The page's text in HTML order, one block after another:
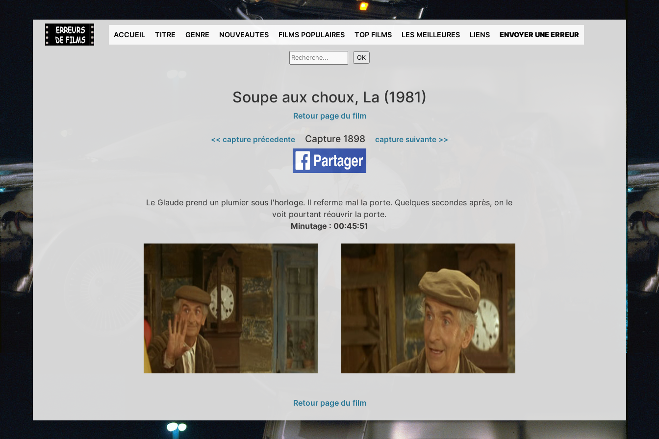
ACCUEIL TITRE GENRE NOUVEAUTES FILMS POPULAIRES TOP FILMS LES MEILLEURES LIENS ENVOYER UNE ERREUR
Soupe aux choux, La (1981)
Retour page du film
<< capture précedente Capture 1898 capture suivante >>
Le Glaude prend un plumier sous l'horloge. Il referme mal la porte. Quelques secondes après, on le
voit pourtant réouvrir la porte.
Minutage : 00:45:51
Retour page du film